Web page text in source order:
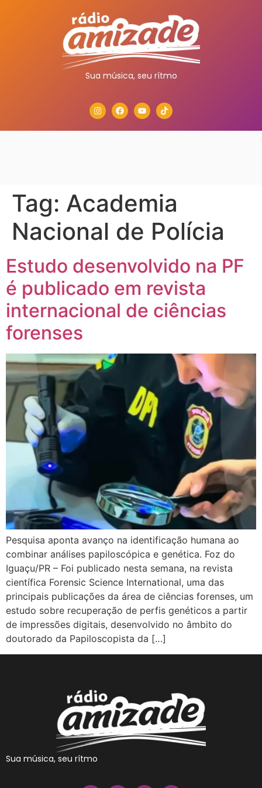
Sua música, seu rítmo
Tag: Academia
Nacional de Polícia
Estudo desenvolvido na PF
é publicado em revista
internacional de ciências
forenses
Pesquisa aponta avanço na identificação humana ao
combinar análises papiloscópica e genética. Foz do
Iguaçu/PR – Foi publicado nesta semana, na revista
científica Forensic Science International, uma das
principais publicações da área de ciências forenses, um
estudo sobre recuperação de perfis genéticos a partir
de impressões digitais, desenvolvido no âmbito do
doutorado da Papiloscopista da […]
Sua música, seu rítmo